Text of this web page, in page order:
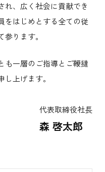
れ、広く社会に貢献でき
をはじめとする全ての従
ります。
も一層のご指導とご鞭撻
上げます。
代表取締役社長
森 啓太郎